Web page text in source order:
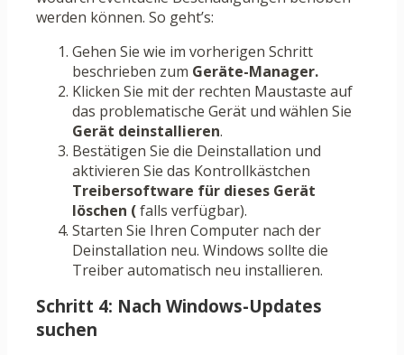
werden können. So geht’s:
Gehen Sie wie im vorherigen Schritt
beschrieben zum Geräte-Manager.
Klicken Sie mit der rechten Maustaste auf
das problematische Gerät und wählen Sie
Gerät deinstallieren.
Bestätigen Sie die Deinstallation und
aktivieren Sie das Kontrollkästchen
Treibersoftware für dieses Gerät
löschen (falls verfügbar).
Starten Sie Ihren Computer nach der
Deinstallation neu. Windows sollte die
Treiber automatisch neu installieren.
Schritt 4: Nach Windows-Updates
suchen